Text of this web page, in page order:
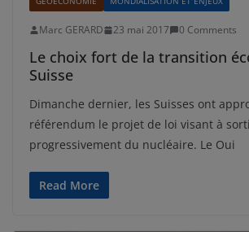
Marc GERARD 23 mai 2017 0 Comments
Le choix fort de la transition
Suisse
Dimanche dernier, les Suisses ont
référendum le projet de loi visant à
progressivement du nucléaire. Le Oui
Read More